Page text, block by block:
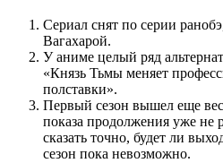
Сериал снят по серии
Вагахарой.
У аниме целый ряд
«Князь Тьмы меняет
полставки».
Первый сезон вышел еще
показа продолжения уже не
сказать точно, будет ли
сезон пока невозможно.